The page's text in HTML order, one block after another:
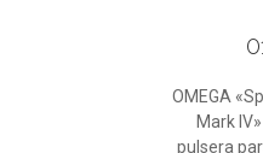
OMEGA
Mark
pulsera